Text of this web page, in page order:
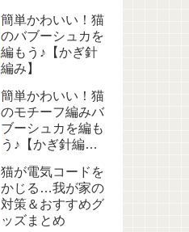
簡単かわいい！猫
のバブーシュカを
編もう♪【かぎ針
編み】
簡単かわいい！猫
のモチーフ編みバ
ブーシュカを編も
う♪【かぎ針編
猫が電気コードを
かじる…我が家の
対策＆おすすめグ
ッズまとめ